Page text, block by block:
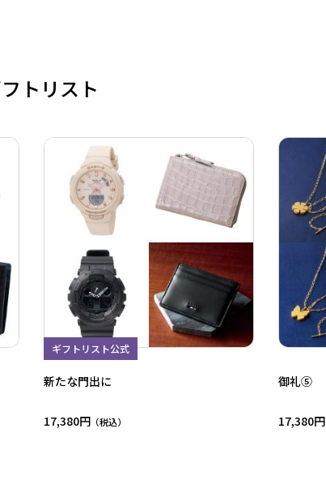
トリスト
ギフトリスト公式
新たな門出に
17,380円
御礼⑤
17,380円